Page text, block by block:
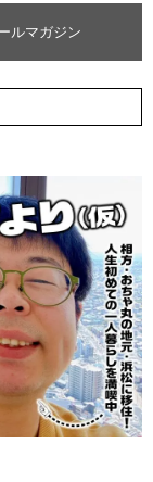
ルマガジン